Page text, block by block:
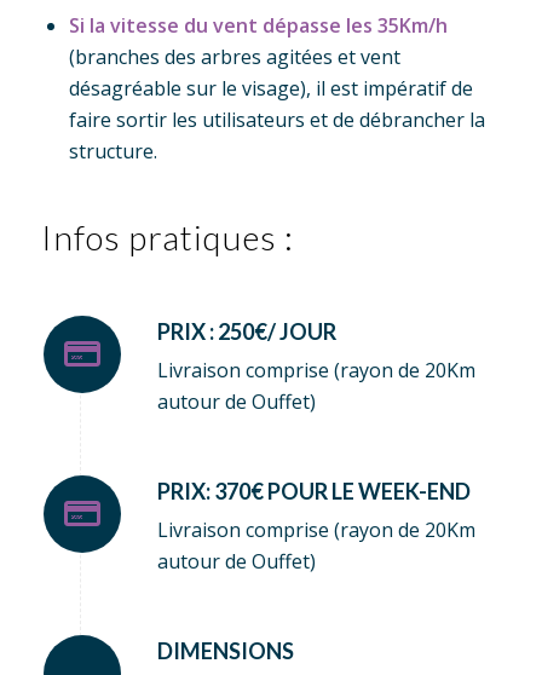
Si la vitesse du vent dépasse les 35Km/h
(branches des arbres agitées et vent
désagréable sur le visage), il est impératif de
faire sortir les utilisateurs et de débrancher la
structure.
Infos pratiques :
PRIX : 250€/ JOUR
Livraison comprise (rayon de 20Km
autour de Ouffet)
PRIX: 370€ POUR LE WEEK-END
Livraison comprise (rayon de 20Km
autour de Ouffet)
DIMENSIONS